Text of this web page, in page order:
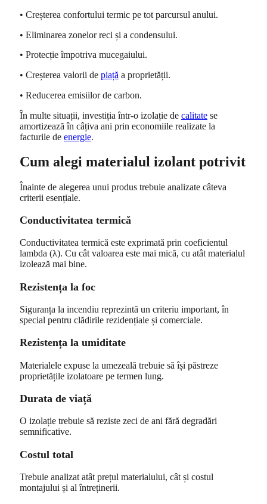
• Creșterea confortului termic pe tot parcursul anului.
• Eliminarea zonelor reci și a condensului.
• Protecție împotriva mucegaiului.
• Creșterea valorii de piață a proprietății.
• Reducerea emisiilor de carbon.
În multe situații, investiția într-o izolație de calitate se
amortizează în câțiva ani prin economiile realizate la
facturile de energie.
Cum alegi materialul izolant potrivit
Înainte de alegerea unui produs trebuie analizate câteva
criterii esențiale.
Conductivitatea termică
Conductivitatea termică este exprimată prin coeficientul
lambda (λ). Cu cât valoarea este mai mică, cu atât materialul
izolează mai bine.
Rezistența la foc
Siguranța la incendiu reprezintă un criteriu important, în
special pentru clădirile rezidențiale și comerciale.
Rezistența la umiditate
Materialele expuse la umezeală trebuie să își păstreze
proprietățile izolatoare pe termen lung.
Durata de viață
O izolație trebuie să reziste zeci de ani fără degradări
semnificative.
Costul total
Trebuie analizat atât prețul materialului, cât și costul
montajului și al întreținerii.